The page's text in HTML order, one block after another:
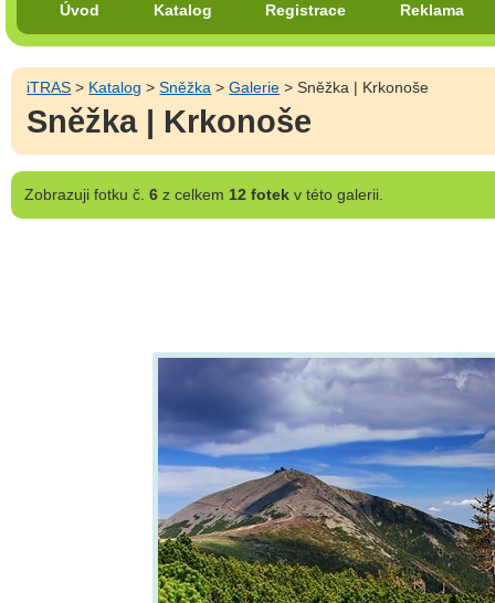
Úvod Katalog Registrace Reklama
iTRAS > Katalog >Sněžka >Galerie > Sněžka | Krkonoše
Sněžka | Krkonoše
Zobrazujifotku č. 6z celkem 12 fotekv této galerii.